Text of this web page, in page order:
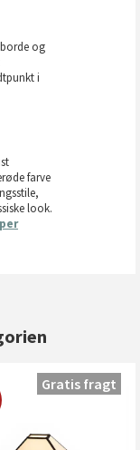
og
i
farve
look.
Gratis fragt